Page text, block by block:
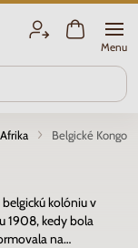
Menu
Afrika Belgické Kongo
kolóniu v
1908, kedy bola
na